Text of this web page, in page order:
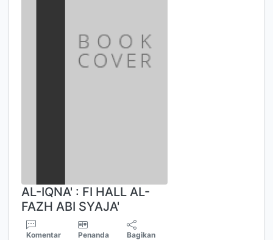
AL-IQNA' : FI HALL AL-
FAZH ABI SYAJA'
Komentar Penanda Bagikan